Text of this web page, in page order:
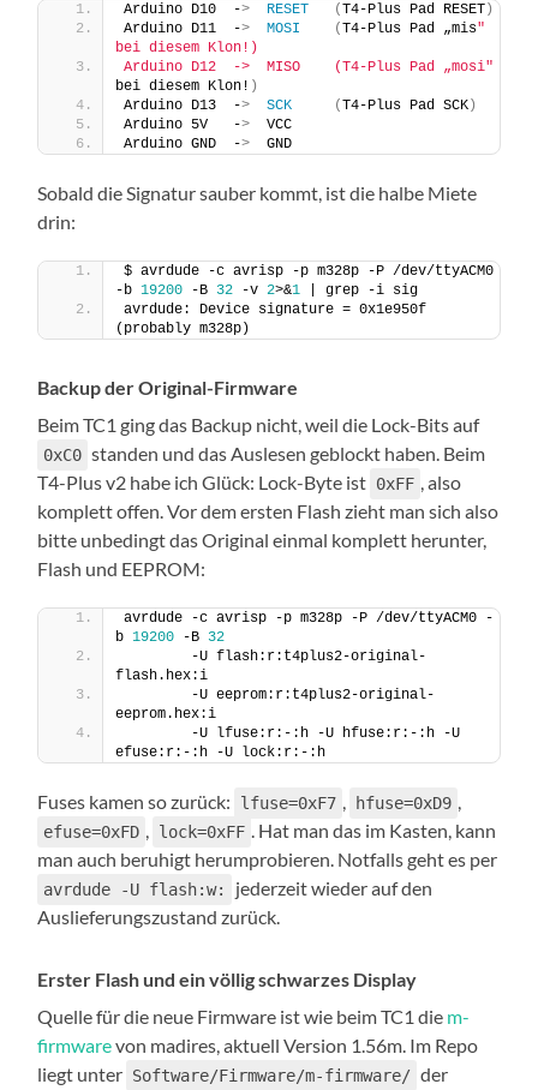
Arduino D10  -> RESET (T4-Plus Pad RESET )
Arduino D11  -> MOSI (T4-Plus Pad „mis"
bei diesem Klon!)
Arduino D12  ->  MISO    (T4-Plus Pad „mosi"
bei diesem Klon! )
Arduino D13  -> SCK (T4-Plus Pad SCK )
Arduino 5V   ->
  VCC
Arduino GND  ->
  GND
Sobald die Signatur sauber kommt, ist die halbe Miete
drin:
$ avrdude -c avrisp -p m328p -P /dev/ttyACM0
-b 19200 -B 32 -v 2>&1 | grep -i sig
avrdude: Device signature = 0x1e950f
(probably m328p)
Backup der Original-Firmware
Beim TC1 ging das Backup nicht, weil die Lock-Bits auf
0xC0 standen und das Auslesen geblockt haben. Beim
T4-Plus v2 habe ich Glück: Lock-Byte ist 0xFF , also
komplett offen. Vor dem ersten Flash zieht man sich also
bitte unbedingt das Original einmal komplett herunter,
Flash und EEPROM:
avrdude -c avrisp -p m328p -P /dev/ttyACM0 -
b 19200 -B 32
        -U flash:r:t4plus2-original-
flash.hex:i
        -U eeprom:r:t4plus2-original-
eeprom.hex:i
        -U lfuse:r:-:h -U hfuse:r:-:h -U
efuse:r:-:h -U lock:r:-:h
Fuses kamen so zurück: lfuse=0xF7 , hfuse=0xD9 ,
efuse=0xFD , lock=0xFF . Hat man das im Kasten, kann
man auch beruhigt herumprobieren. Notfalls geht es per
avrdude -U flash:w:
jederzeit wieder auf den
Auslieferungszustand zurück.
Erster Flash und ein völlig schwarzes Display
Quelle für die neue Firmware ist wie beim TC1 die m-
firmwarevon madires, aktuell Version 1.56m. Im Repo
liegt unter Software/Firmware/m-firmware/ der